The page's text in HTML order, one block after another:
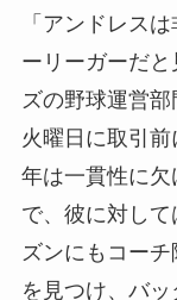
「アンドレス
ーリーガーだ
ズの野球運営
火曜日に取引
年は一貫性に
で、彼に対し
ズンにもコー
を見つけ、バ